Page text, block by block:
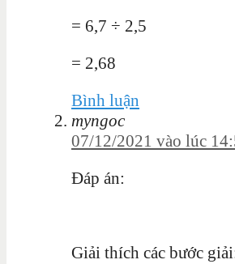
= 6,7 ÷ 2,5
= 2,68
Bình luận
myngoc
07/12/2021 vào lúc
Đáp án:
Giải thích các bước